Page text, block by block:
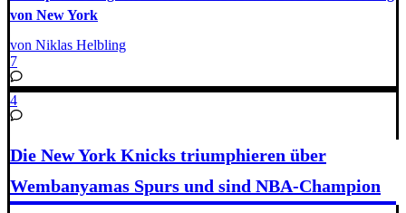
von New York
von Niklas Helbling
7
4
Die New York Knicks triumphieren über
Wembanyamas Spurs und sind NBA-Champion